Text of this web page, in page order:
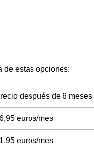
de estas opciones:
después de 6 meses
euros/mes
euros/mes